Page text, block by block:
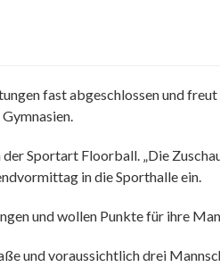
fast abgeschlossen und
Sportart Floorball. „Die
in die Sporthalle ein.
und wollen Punkte für ihre
und voraussichtlich drei